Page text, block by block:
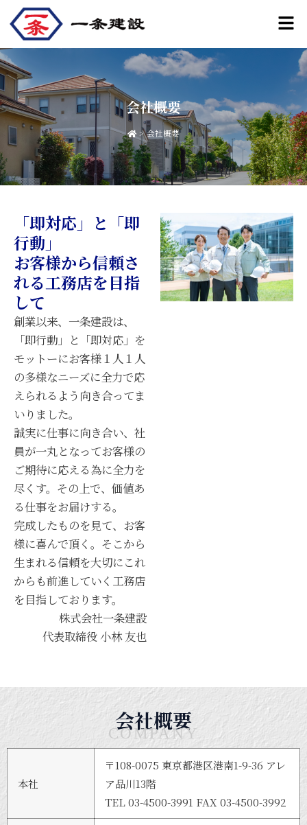
容
を
ス
キ
ッ
プ
メ
ニ
ュ
会社概要
会社概要
「即対応」と「即
行動」
お客様から信頼さ
れる⼯務店を⽬指
して
創業以来、⼀条建設は、
「即⾏動」と「即対応」を
モットーにお客様１⼈１⼈
の多様なニーズに全⼒で応
えられるよう向き合ってま
いりました。
誠実に仕事に向き合い、社
員が⼀丸となってお客様の
ご期待に応える為に全⼒を
尽くす。その上で、価値あ
る仕事をお届けする。
完成したものを⾒て、お客
様に喜んで頂く。そこから
⽣まれる信頼を⼤切にこれ
からも前進していく⼯務店
を⽬指しております。
株式会社⼀条建設
代表取締役 ⼩林 友也
会社概要
COMPANY
本社
〒108-0075 東京都港区港南1-9-36 アレ
ア品川13階
TEL 03-4500-3991 FAX 03-4500-3992